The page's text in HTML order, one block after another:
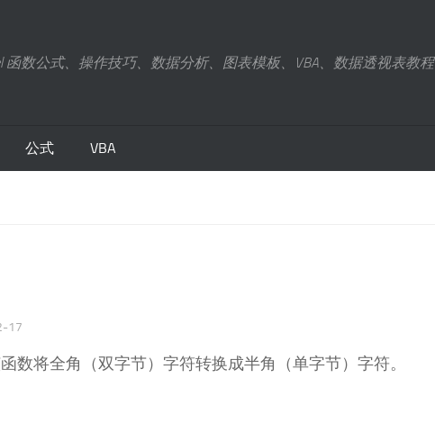
函数公式、操作技巧、数据分析、图表模板、VBA、数据透视表教程
公式 VBA
17
数将全角（双字节）字符转换成半角（单字节）字符。